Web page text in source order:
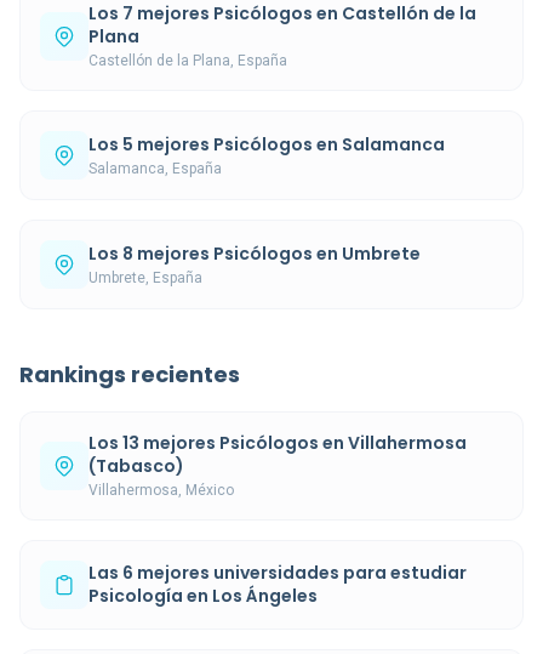
Los 7 mejores Psicólogos en Castellón de la
Plana
Castellón de la Plana, España
Los 5 mejores Psicólogos en Salamanca
Salamanca, España
Los 8 mejores Psicólogos en Umbrete
Umbrete, España
Rankings recientes
Los 13 mejores Psicólogos en Villahermosa
(Tabasco)
Villahermosa, México
Las 6 mejores universidades para estudiar
Psicología en Los Ángeles